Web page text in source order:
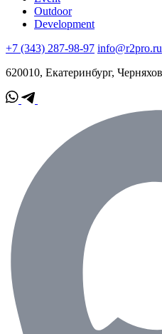
Outdoor
Development
+7 (343) 287-98-97 info@r2pro.ru
620010, Екатеринбург,